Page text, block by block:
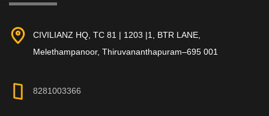
CIVILIANZ HQ, TC 81 | 1203 |1, BTR LANE,
Melethampanoor, Thiruvananthapuram–695 001
8281003366